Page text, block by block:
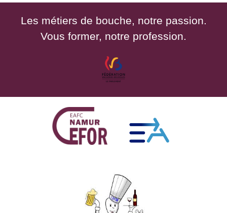
Les métiers de bouche, notre passion.
Vous former, notre profession.